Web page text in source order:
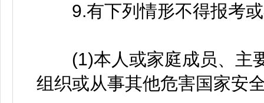
9.有下列情形不得报考或
(1)本人或家庭成员、主
组织或从事其他危害国家安